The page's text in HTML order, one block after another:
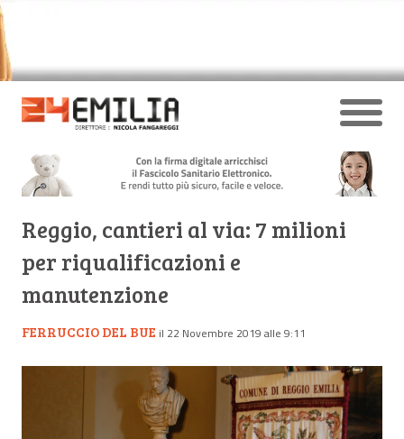
Reggio, cantieri al via: 7 milioni
per riqualificazioni e
manutenzione
FERRUCCIO DEL BUE il 22 Novembre 2019 alle 9:11